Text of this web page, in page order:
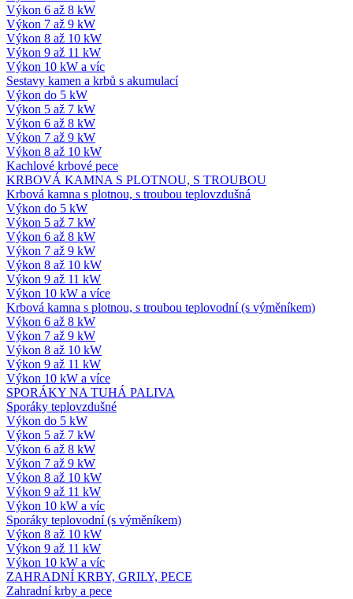
Výkon 6 až 8 kW
Výkon 7 až 9 kW
Výkon 8 až 10 kW
Výkon 9 až 11 kW
Výkon 10 kW a víc
Sestavy kamen a krbů s akumulací
Výkon do 5 kW
Výkon 5 až 7 kW
Výkon 6 až 8 kW
Výkon 7 až 9 kW
Výkon 8 až 10 kW
Kachlové krbové pece
KRBOVÁ KAMNA S PLOTNOU, S TROUBOU
Krbová kamna s plotnou, s troubou teplovzdušná
Výkon do 5 kW
Výkon 5 až 7 kW
Výkon 6 až 8 kW
Výkon 7 až 9 kW
Výkon 8 až 10 kW
Výkon 9 až 11 kW
Výkon 10 kW a více
Krbová kamna s plotnou, s troubou teplovodní (s výměníkem)
Výkon 6 až 8 kW
Výkon 7 až 9 kW
Výkon 8 až 10 kW
Výkon 9 až 11 kW
Výkon 10 kW a více
SPORÁKY NA TUHÁ PALIVA
Sporáky teplovzdušné
Výkon do 5 kW
Výkon 5 až 7 kW
Výkon 6 až 8 kW
Výkon 7 až 9 kW
Výkon 8 až 10 kW
Výkon 9 až 11 kW
Výkon 10 kW a víc
Sporáky teplovodní (s výměníkem)
Výkon 8 až 10 kW
Výkon 9 až 11 kW
Výkon 10 kW a víc
ZAHRADNÍ KRBY, GRILY, PECE
Zahradní krby a pece